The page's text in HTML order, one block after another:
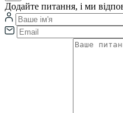
Додайте питання, і ми